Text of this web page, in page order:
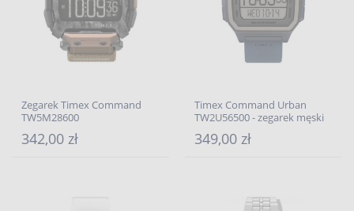
Zegarek Timex Command
TW5M28600
342,00 zł
Timex Command Urban
TW2U56500 - zegarek męski
349,00 zł